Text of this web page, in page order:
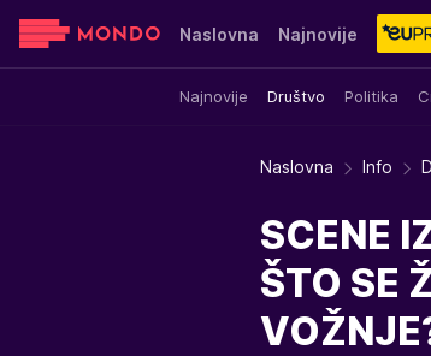
Naslovna Najnovije
Najnovije Društvo Politika
Sensa Stvar ukusa
Naslovna Info
SCENE
ŠTO SE